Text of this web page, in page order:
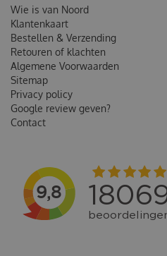
Wie is van Noord
Klantenkaart
Bestellen & Verzending
Retouren of klachten
Algemene Voorwaarden
Sitemap
Privacy policy
Google review geven?
Contact